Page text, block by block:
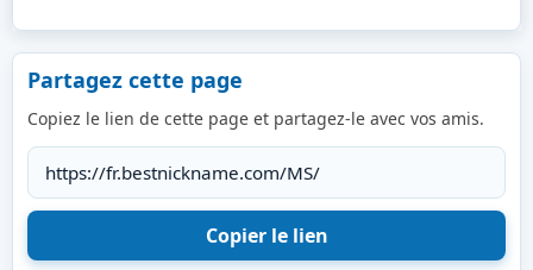
Partagez cette page
Copiez le lien de cette page et partagez-le avec vos amis.